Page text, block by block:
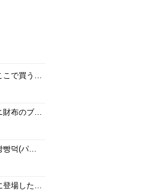
韓国のベビーグッズはここで買う！！韓国人ママ達も御用達のお店とは♡
韓国人が使っているミニ財布のブランドをチェック♡【男性版】
「可愛い」が連発♡「빵빵덕(パンパント)」の洋服＆関連グッズ集！
韓ドラ「愛の不時着」に登場した！お洒落インテリアアイテム12選♡